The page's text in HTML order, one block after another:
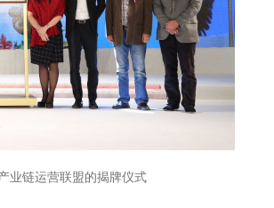
业链运营联盟的揭牌仪式